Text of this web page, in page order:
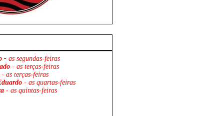
- as segundas-feiras
- as terças-feiras
- as terças-feiras
- as quartas-feiras
- as quintas-feiras